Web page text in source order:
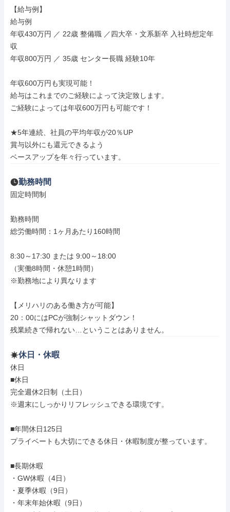
【給与例】
給与例
年収430万円 ／ 22歳 整備職 ／四大卒・文系新卒 入社時想定年
収
年収800万円 ／ 35歳 センター長職 経験10年
年収600万円も実現可能！
給与はこれまでのご経験によって決定致します。
ご経験によっては年収600万円も可能です！
★5年連続、社員の平均年収が20％UP
賞与以外にも還元できるよう
ベースアップを年々行っています。
勤務時間
固定時間制
勤務時間
総労働時間：1ヶ月あたり160時間
8:30～17:30 または 9:00～18:00
（実働8時間・休憩1時間）
※勤務地により異なります
【メリハリのある働き方が可能】
20：00にはPCが強制シャットダウン！
残業続きで帰れない…ということはありません。
休日・休暇
休日
■休日
完全週休2日制（土日）
※週末にしっかりリフレッシュできる環境です。
■年間休日125日
プライベートも大切にできる休日・休暇制度が整っています。
■長期休暇
・GW休暇（4日）
・夏季休暇（9日）
・年末年始休暇（9日）